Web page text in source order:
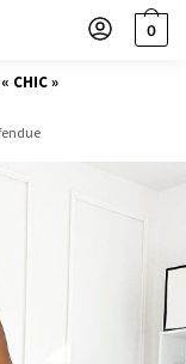
0
CHIC »